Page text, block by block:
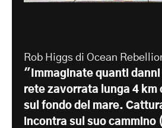
Rob Higgs di Ocean
"Immaginate quanti danni
rete zavorrata lunga 4 km
sul fondo del mare.
incontra sul suo cammino